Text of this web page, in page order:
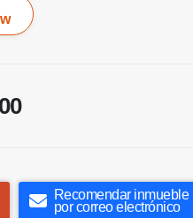
Recomendar inmueble
por correo electrónico